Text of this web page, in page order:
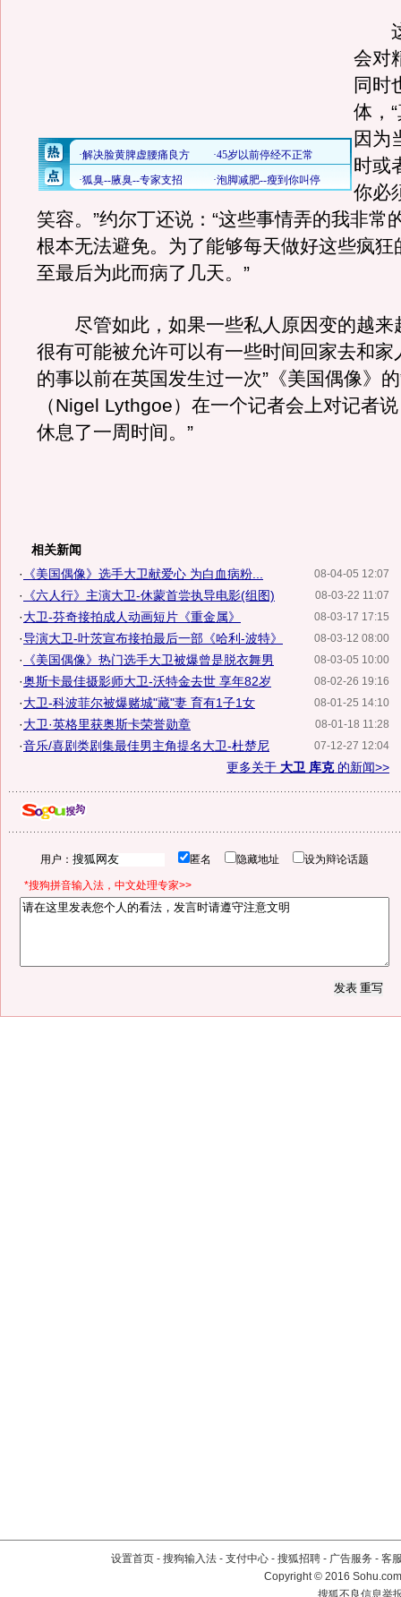
这
会对
同时
体，
因为
时或
你必
笑容。”约尔丁还说：“这些事情弄的我非常
根本无法避免。为了能够每天做好这些疯狂
至最后为此而病了几天。”
尽管如此，如果一些私人原因变的越来
很有可能被允许可以有一些时间回家去和家
的事以前在英国发生过一次”《美国偶像》
（Nigel Lythgoe）在一个记者会上对记者
休息了一周时间。”
相关新闻
08-04-05 12:07
· 《美国偶像》选手大卫献爱心 为白血病粉...
08-03-22 11:07
· 《六人行》主演大卫-休蒙首尝执导电影(组图)
08-03-17 17:15
·大卫-芬奇接拍成人动画短片《重金属》
08-03-12 08:00
·导演大卫-叶茨宣布接拍最后一部《哈利-波特》
08-03-05 10:00
· 《美国偶像》热门选手大卫被爆曾是脱衣舞男
08-02-26 19:16
·奥斯卡最佳摄影师大卫-沃特金去世 享年82岁
08-01-25 14:10
·大卫-科波菲尔被爆赌城"藏"妻 育有1子1女
08-01-18 11:28
·大卫·英格里获奥斯卡荣誉勋章
07-12-27 12:04
·音乐/喜剧类剧集最佳男主角提名大卫-杜楚尼
更多关于 大卫 库克的新闻>>
用户： 匿名 隐藏地址 设为辩论话题
*搜狗拼音输入法，中文处理专家>>
设置首页 - 搜狗输入法 - 支付中心 - 搜狐招聘 - 广告服务 - 客
Copyright©2016
搜狐不良信息举